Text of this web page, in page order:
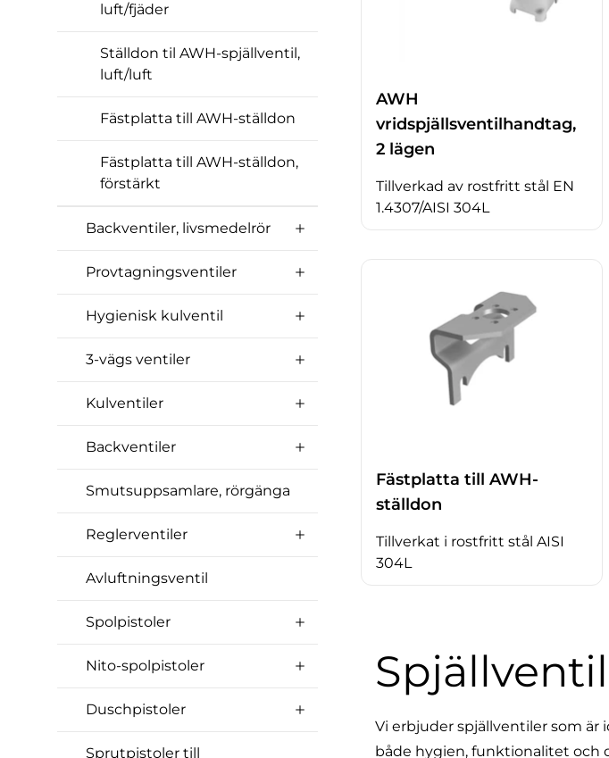
luft/fjäder
Ställdon til AWH-spjällventil,
luft/luft
Fästplatta till AWH-ställdon
Fästplatta till AWH-ställdon,
förstärkt
Backventiler, livsmedelrör
Provtagningsventiler
Hygienisk kulventil
3-vägs ventiler
Kulventiler
Backventiler
Smutsuppsamlare, rörgänga
Reglerventiler
Avluftningsventil
Spolpistoler
Nito-spolpistoler
Duschpistoler
Sprutpistoler till
AWH
vridspjällsventilhandtag,
2 lägen
Tillverkad av rostfritt stål EN
1.4307/AISI 304L
Fästplatta till AWH-
ställdon
Tillverkat i rostfritt stål AISI
304L
Vi erbjuder spjällventiler som är
både hygien, funktionalitet och